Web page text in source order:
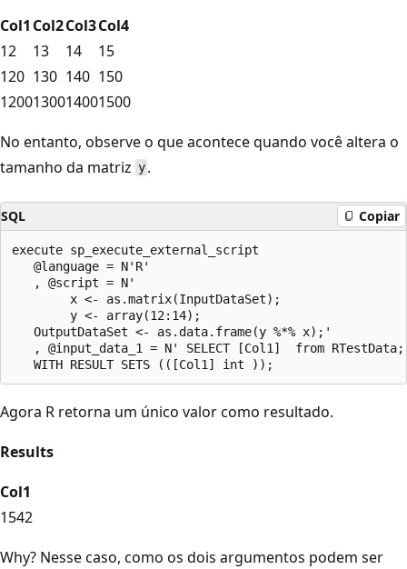
Col1 Col2Col3Col4
12
13 14
15
120 130 140 150
1200130014001500
No entanto, observe o que acontece quando você altera o
tamanho da matriz y .
SQL Copiar
execute sp_execute_external_script
   @language = N'R'
   , @script = N'
        x <- as.matrix(InputDataSet);
        y <- array(12:14);
   OutputDataSet <- as.data.frame(y %*% x);'
, @input_data_1 = N' SELECT [Col1]  from
Agora R retorna um único valor como resultado.
Results
Col1
1542
Why? Nesse caso, como os dois argumentos podem ser